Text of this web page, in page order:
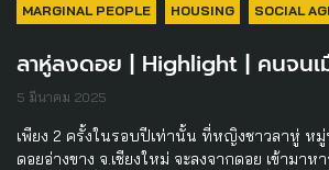
MARGINAL PEOPLE HOUSING SOCIAL
ลาหู่ลงดอย | Highlight | คนจน
5 มีนาคม 2025
เพียง 2 ครั้งในรอบปีเท่านั้น ที่หญิงชาวลาหู่ ห
ดอยอ่างขาง จ.เชียงใหม่ จะลงจากดอย เข้ามาห